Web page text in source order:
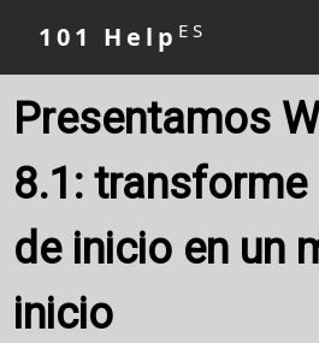
101 Help ES
Presentamos
8.1:
de inicio en un
inicio